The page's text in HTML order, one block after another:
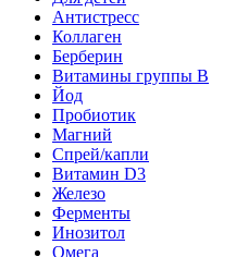
Антистресс
Коллаген
Берберин
Витамины группы B
Йод
Пробиотик
Магний
Спрей/капли
Витамин D3
Железо
Ферменты
Инозитол
Омега